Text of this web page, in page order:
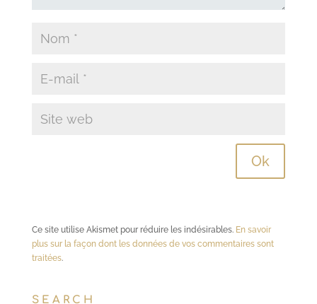
Ce site utilise Akismet pour réduire les indésirables. En savoir
plus sur la façon dont les données de vos commentaires sont
traitées.
SEARCH